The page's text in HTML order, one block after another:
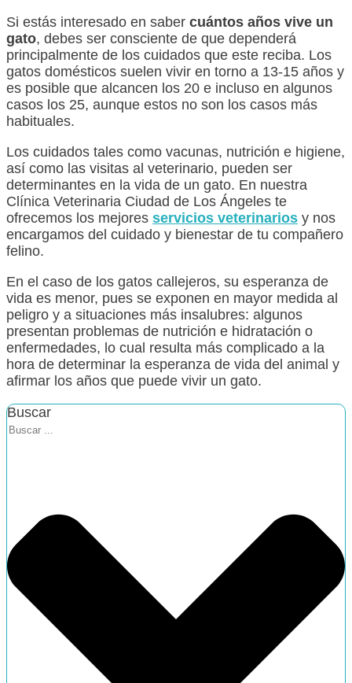
Si estás interesado en saber cuántos años vive un
gato, debes ser consciente de que dependerá
principalmente de los cuidados que este reciba. Los
gatos domésticos suelen vivir en torno a 13-15 años y
es posible que alcancen los 20 e incluso en algunos
casos los 25, aunque estos no son los casos más
habituales.
Los cuidados tales como vacunas, nutrición e higiene,
así como las visitas al veterinario, pueden ser
determinantes en la vida de un gato. En nuestra
Clínica Veterinaria Ciudad de Los Ángeles te
ofrecemos los mejores servicios veterinarios y nos
encargamos del cuidado y bienestar de tu compañero
felino.
En el caso de los gatos callejeros, su esperanza de
vida es menor, pues se exponen en mayor medida al
peligro y a situaciones más insalubres: algunos
presentan problemas de nutrición e hidratación o
enfermedades, lo cual resulta más complicado a la
hora de determinar la esperanza de vida del animal y
afirmar los años que puede vivir un gato.
Buscar